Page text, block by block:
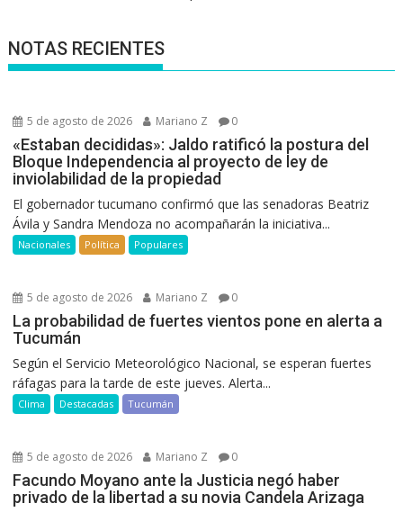
NOTAS RECIENTES
5 de agosto de 2026 Mariano Z 0
«Estaban decididas»: Jaldo ratificó la postura del
Bloque Independencia al proyecto de ley de
inviolabilidad de la propiedad
El gobernador tucumano confirmó que las senadoras Beatriz
Ávila y Sandra Mendoza no acompañarán la iniciativa...
Nacionales Política Populares
5 de agosto de 2026 Mariano Z 0
La probabilidad de fuertes vientos pone en alerta a
Tucumán
Según el Servicio Meteorológico Nacional, se esperan fuertes
ráfagas para la tarde de este jueves. Alerta...
Clima Destacadas Tucumán
5 de agosto de 2026 Mariano Z 0
Facundo Moyano ante la Justicia negó haber
privado de la libertad a su novia Candela Arizaga